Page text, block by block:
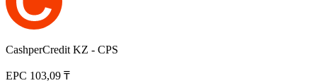
CashperCredit KZ - CPS
EPC 103,09 ₸